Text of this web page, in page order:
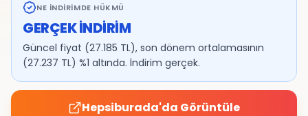
NE İNDIRIMDE HÜKMÜ
GERÇEK İNDİRİM
Güncel fiyat (27.185 TL), son dönem ortalamasının
(27.237 TL) %1 altında. İndirim gerçek.
Hepsiburada'da Görüntüle